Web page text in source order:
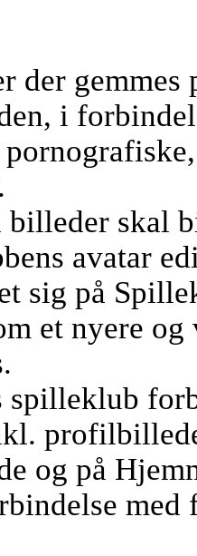
der
i
skal
avatar
sig på
et nyere
spilleklub
og på
med